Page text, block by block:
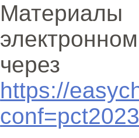
через
https://
conf=pct2023